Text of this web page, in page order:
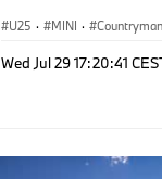
U25 · MINI · Countryman
Wed Jul 29 17:20:41